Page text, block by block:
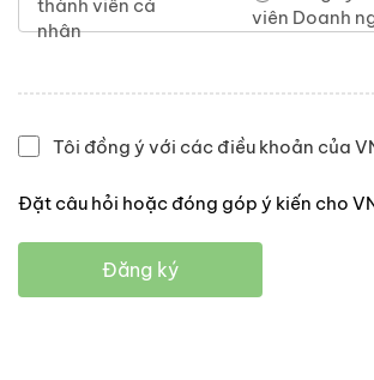
thành viên cá
nhân
viên Doanh
Tôi đồng ý với các điều khoản của
Đặt câu hỏi hoặc đóng góp ý kiến cho
Đăng ký